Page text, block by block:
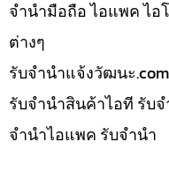
จำนำมือถือ ไอแพค ไ
ต่างๆ
รับจํานําแจ้งวัฒนะ
รับจำนำสินค้าไอที รับ
จำนำไอแพค รับจำนำ